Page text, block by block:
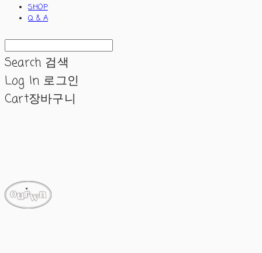
SHOP
Q & A
Search 검색
Log In 로그인
Cart장바구니